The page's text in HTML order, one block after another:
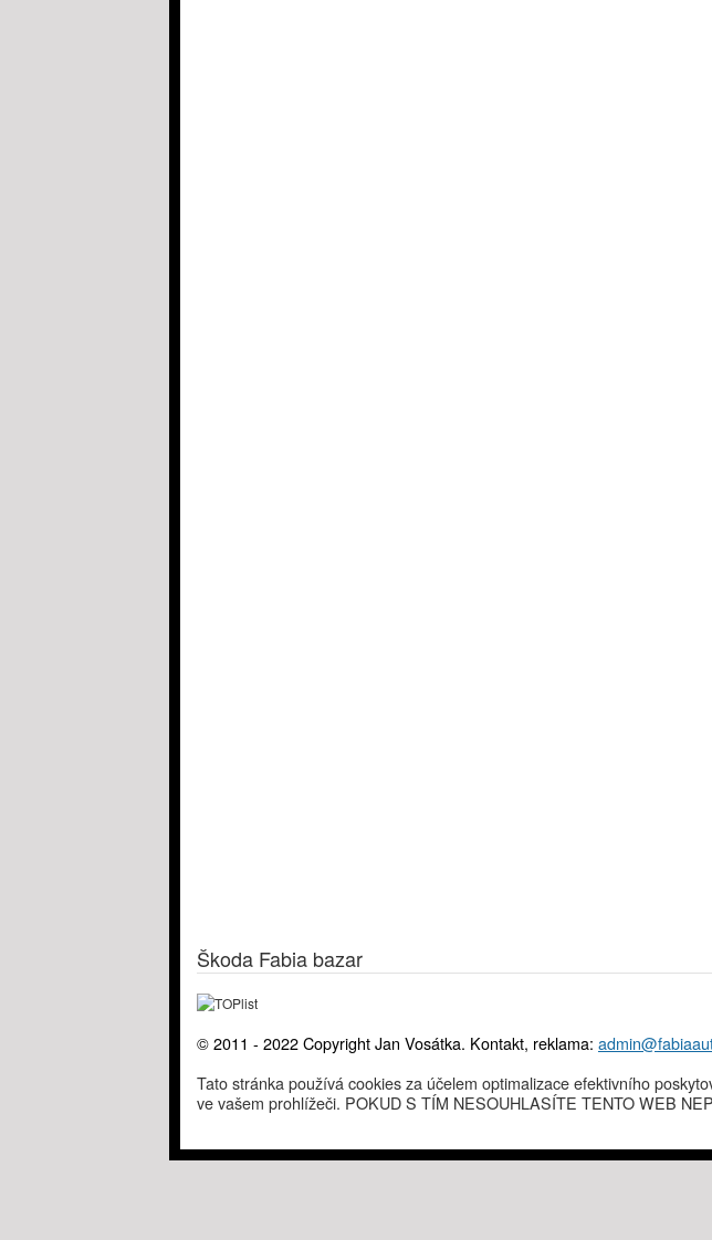
Škoda Fabia bazar
© 2011 - 2022 Copyright Jan Vosátka. Kontakt, reklama:
Tato stránka používá cookies za účelem optimalizace efektivního
ve vašem prohlížeči. POKUD S TÍM NESOUHLASÍTE TENTO WEB